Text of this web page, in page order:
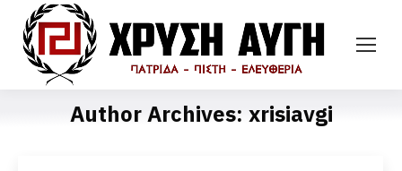
Author Archives: xrisiavgi